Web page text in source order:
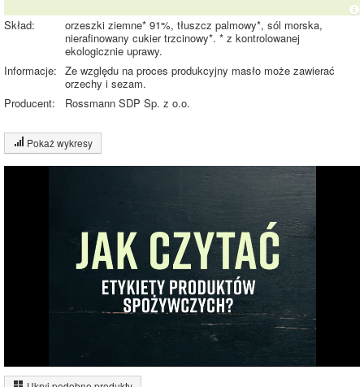
Skład:
orzeszki ziemne* 91%, tłuszcz palmowy*, sól morska,
nierafinowany cukier trzcinowy*. * z kontrolowanej
ekologicznie uprawy.
Informacje: Ze względu na proces produkcyjny masło może zawierać
orzechy i sezam.
Producent:
Rossmann SDP Sp. z o.o.
Pokaż wykresy
Wykres składu produktu
Sól (1%)
Pozostałe (8%)
29.3%